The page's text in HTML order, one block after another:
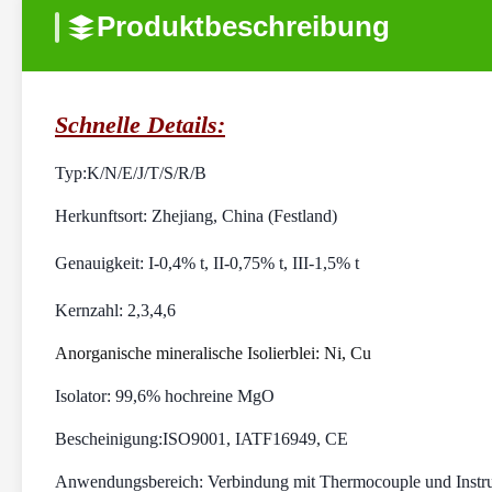
Produktbeschreibung
Schnelle Details:
Typ:K/N/E/J/T/S/R/B
Herkunftsort: Zhejiang, China (Festland)
Genauigkeit: I-0,4% t, II-0,75% t, III-1,5% t
Kernzahl: 2,3,4,6
Anorganische mineralische Isolierblei: Ni, Cu
Isolator: 99,6% hochreine MgO
Bescheinigung:ISO9001, IATF16949, CE
Anwendungsbereich: Verbindung mit Thermocouple und